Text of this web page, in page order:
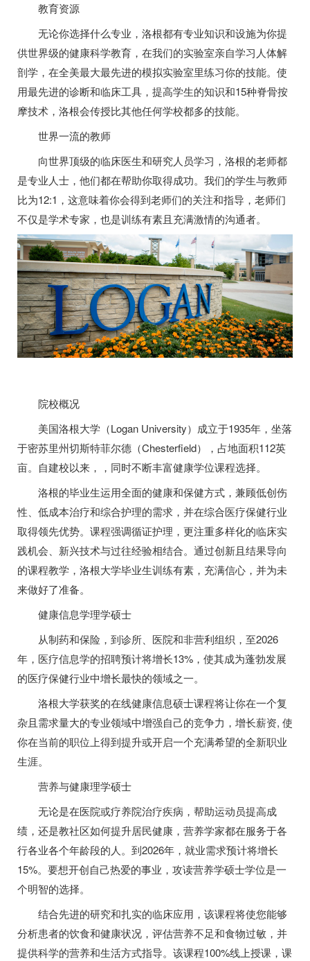
教育资源
无论你选择什么专业，洛根都有专业知识和设施为你提
供世界级的健康科学教育，在我们的实验室亲自学习人体解
剖学，在全美最大最先进的模拟实验室里练习你的技能。使
用最先进的诊断和临床工具，提高学生的知识和15种脊骨按
摩技术，洛根会传授比其他任何学校都多的技能。
世界一流的教师
向世界顶级的临床医生和研究人员学习，洛根的老师都
是专业人士，他们都在帮助你取得成功。我们的学生与教师
比为12:1，这意味着你会得到老师们的关注和指导，老师们
不仅是学术专家，也是训练有素且充满激情的沟通者。
院校概况
美国洛根大学（Logan University）成立于1935年，坐落
于密苏里州切斯特菲尔德（Chesterfield），占地面积112英
亩。自建校以来，，同时不断丰富健康学位课程选择。
洛根的毕业生运用全面的健康和保健方式，兼顾低创伤
性、低成本治疗和综合护理的需求，并在综合医疗保健行业
取得领先优势。课程强调循证护理，更注重多样化的临床实
践机会、新兴技术与过往经验相结合。通过创新且结果导向
的课程教学，洛根大学毕业生训练有素，充满信心，并为未
来做好了准备。
健康信息学理学硕士
从制药和保险，到诊所、医院和非营利组织，至2026
年，医疗信息学的招聘预计将增长13%，使其成为蓬勃发展
的医疗保健行业中增长最快的领域之一。
洛根大学获奖的在线健康信息硕士课程将让你在一个复
杂且需求量大的专业领域中增强自己的竞争力，增长薪资, 使
你在当前的职位上得到提升或开启一个充满希望的全新职业
生涯。
营养与健康理学硕士
无论是在医院或疗养院治疗疾病，帮助运动员提高成
绩，还是教社区如何提升居民健康，营养学家都在服务于各
行各业各个年龄段的人。到2026年，就业需求预计将增长
15%。要想开创自己热爱的事业，攻读营养学硕士学位是一
个明智的选择。
结合先进的研究和扎实的临床应用，该课程将使您能够
分析患者的饮食和健康状况，评估营养不足和食物过敏，并
提供科学的营养和生活方式指导。该课程100%线上授课，课